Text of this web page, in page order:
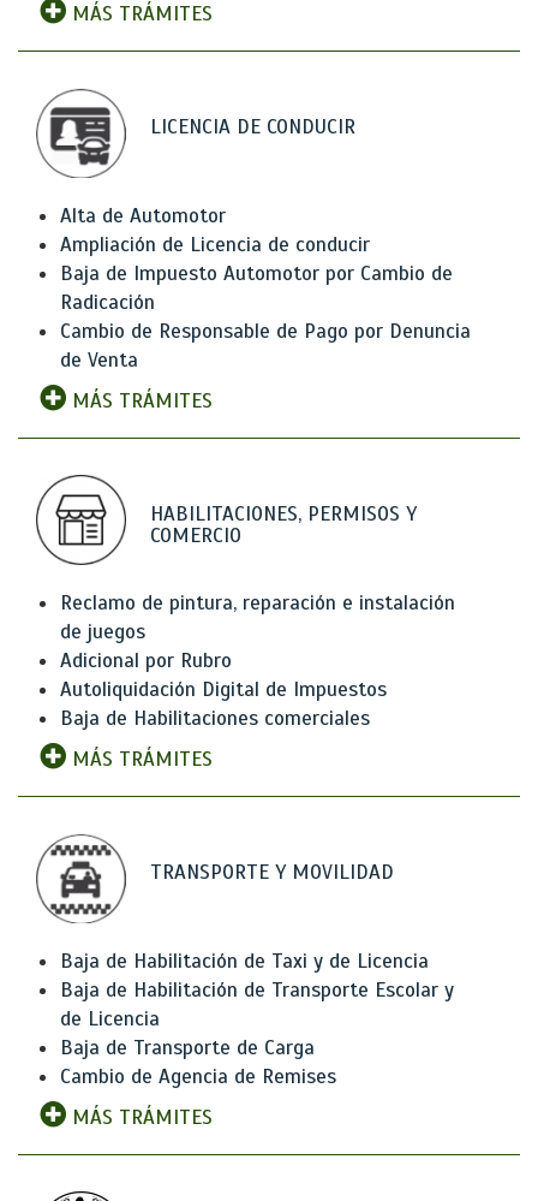
MÁS TRÁMITES
LICENCIA DE CONDUCIR
Alta de Automotor
Ampliación de Licencia de conducir
Baja de Impuesto Automotor por Cambio de
Radicación
Cambio de Responsable de Pago por Denuncia
de Venta
MÁS TRÁMITES
HABILITACIONES, PERMISOS Y
COMERCIO
Reclamo de pintura, reparación e instalación
de juegos
Adicional por Rubro
Autoliquidación Digital de Impuestos
Baja de Habilitaciones comerciales
MÁS TRÁMITES
TRANSPORTE Y MOVILIDAD
Baja de Habilitación de Taxi y de Licencia
Baja de Habilitación de Transporte Escolar y
de Licencia
Baja de Transporte de Carga
Cambio de Agencia de Remises
MÁS TRÁMITES